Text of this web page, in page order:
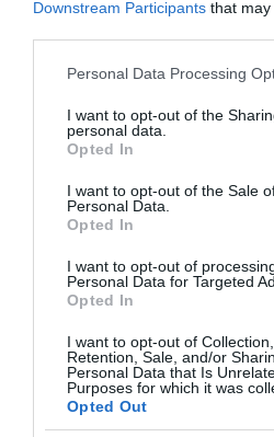
Downstream Participants that
Please note that this website/app
not limited to your visit or usage
grant or deny consent to Google
use your data for below specified
consent section.
Personal Data Processing
I want to opt-out of the
personal data.
Opted In
I want to opt-out of the Sale
Personal Data.
Opted In
I want to opt-out of
Personal Data for Targeted
Opted In
I want to opt-out of Collection,
Retention, Sale, and/or
Personal Data that Is
Purposes for which it was
Opted Out
Οι άνθρωποι, οι
το ελληνικό
ΌΣΑ
ΓΙΑ ΤΟ